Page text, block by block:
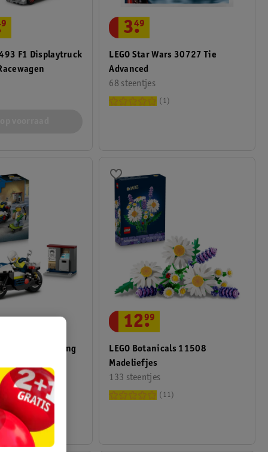
F1 Displaytruck
LEGO Star Wars 30727 Tie
Advanced
68 steentjes
3.
49
1
Achtervolging
LEGO Botanicals 11508
Madeliefjes
133 steentjes
12.
99
11